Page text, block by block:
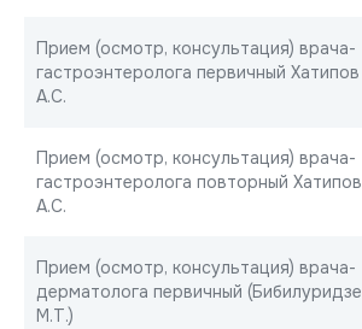
Прием (осмотр, консультация) врача-
гастроэнтеролога первичный Хатипов
А.С.
Прием (осмотр, консультация) врача-
гастроэнтеролога повторный Хатипов
А.С.
Прием (осмотр, консультация) врача-
дерматолога первичный (Бибилуридзе
М.Т.)